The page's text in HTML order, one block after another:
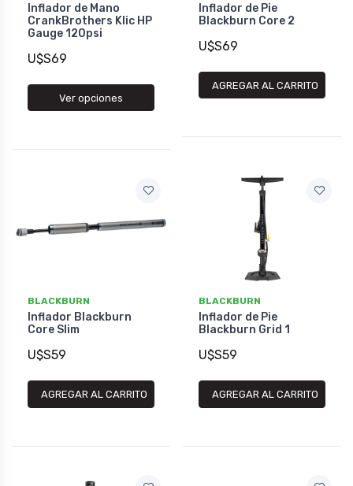
Inflador de Mano
CrankBrothers Klic HP
Gauge 120psi
U$S69
Ver opciones
Inflador de Pie
Blackburn Core 2
U$S69
AGREGAR AL CARRITO
BLACKBURN
Inflador Blackburn
Core Slim
U$S59
AGREGAR AL CARRITO
BLACKBURN
Inflador de Pie
Blackburn Grid 1
U$S59
AGREGAR AL CARRITO